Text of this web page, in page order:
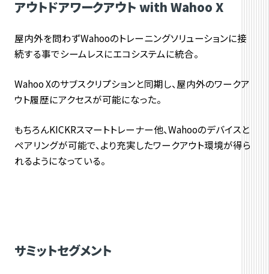
アウトドアワークアウト with Wahoo X
屋内外を問わずWahooのトレーニングソリューションに接
続する事でシームレスにエコシステムに統合。
Wahoo Xのサブスクリプションと同期し、屋内外のワークア
ウト履歴にアクセスが可能になった。
もちろんKICKRスマートトレーナー他、Wahooのデバイスと
ペアリングが可能で、より充実したワークアウト環境が得ら
れるようになっている。
サミットセグメント